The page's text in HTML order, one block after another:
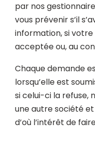
par nos
vous prévenir s’il
information, si
acceptée ou, au
Chaque demande
lorsqu’elle est
si celui-ci la refuse,
une autre société
d’où l’intérêt de